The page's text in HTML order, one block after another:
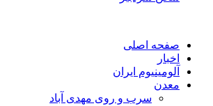
صفحه اصلی
اخبار
آلومینیوم ایران
معدن
سرب و روی مهدی آباد